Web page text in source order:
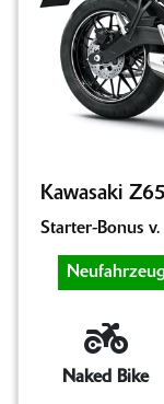
Kawasaki
Starter-Bonus
Naked Bike